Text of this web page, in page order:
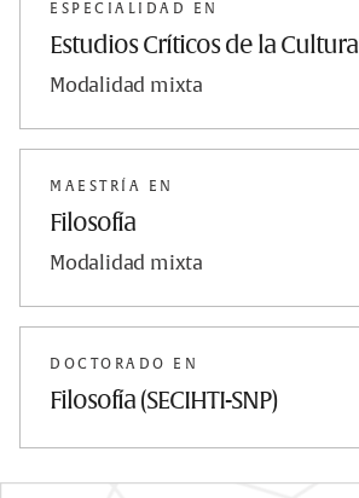
ESPECIALIDAD EN
Estudios Críticos de la Cultura
Modalidad mixta
MAESTRÍA EN
Filosofía
Modalidad mixta
DOCTORADO EN
Filosofía (SECIHTI-SNP)